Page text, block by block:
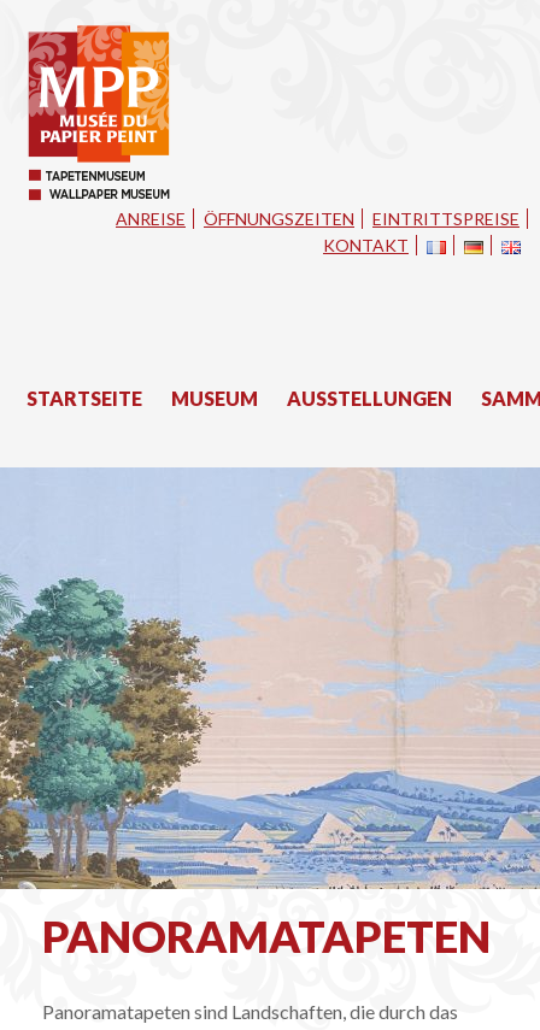
ANREISE ÖFFNUNGSZEITEN
EINTRITTSPREISE
KONTAKT
STARTSEITE MUSEUM AUSSTELLUNGEN
PANORAMATAPETEN
Panoramatapeten sind Landschaften, die durch das